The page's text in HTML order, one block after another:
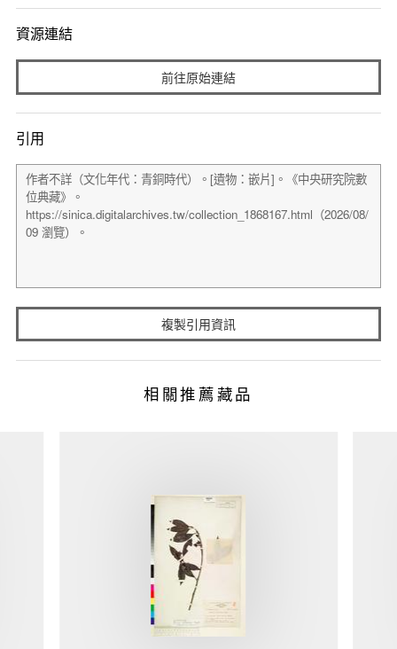
資源連結
前往原始連結
引用
複製引用資訊
相關推薦藏品